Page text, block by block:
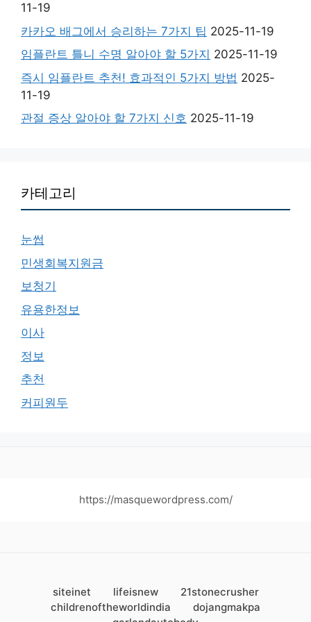
11-19
카카오 배그에서 승리하는 7가지 팁 2025-11-19
임플란트 틀니 수명 알아야 할 5가지 2025-11-19
즉시 임플란트 추천! 효과적인 5가지 방법 2025-
11-19
관절 증상 알아야 할 7가지 신호 2025-11-19
카테고리
눈썹
민생회복지원금
보청기
유용한정보
이사
정보
추천
커피원두
https://masquewordpress.com/
siteinet lifeisnew
21stonecrusher
childrenoftheworldindia
dojangmakpa